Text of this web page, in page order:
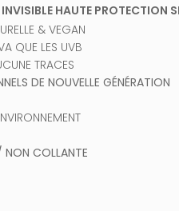
HAUTE PROTECTION
& VEGAN
QUE LES UVB
TRACES
DE NOUVELLE GÉNÉRATION
COLLANTE